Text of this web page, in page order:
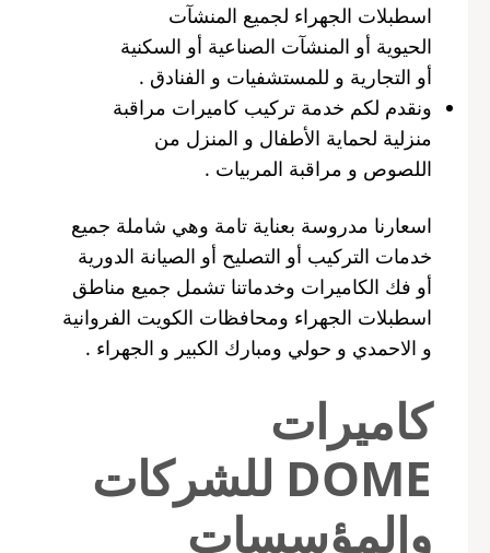
اسطبلات الجهراء لجميع المنشآت
الحيوية أو المنشآت الصناعية أو السكنية
أو التجارية و للمستشفيات و الفنادق .
ونقدم لكم خدمة تركيب كاميرات مراقبة
منزلية لحماية الأطفال و المنزل من
اللصوص و مراقبة المربيات .
اسعارنا مدروسة بعناية تامة وهي شاملة جميع
خدمات التركيب أو التصليح أو الصيانة الدورية
أو فك الكاميرات وخدماتنا تشمل جميع مناطق
اسطبلات الجهراء ومحافظات الكويت الفروانية
و الاحمدي و حولي ومبارك الكبير و الجهراء .
كاميرات
DOME للشركات
والمؤسسات